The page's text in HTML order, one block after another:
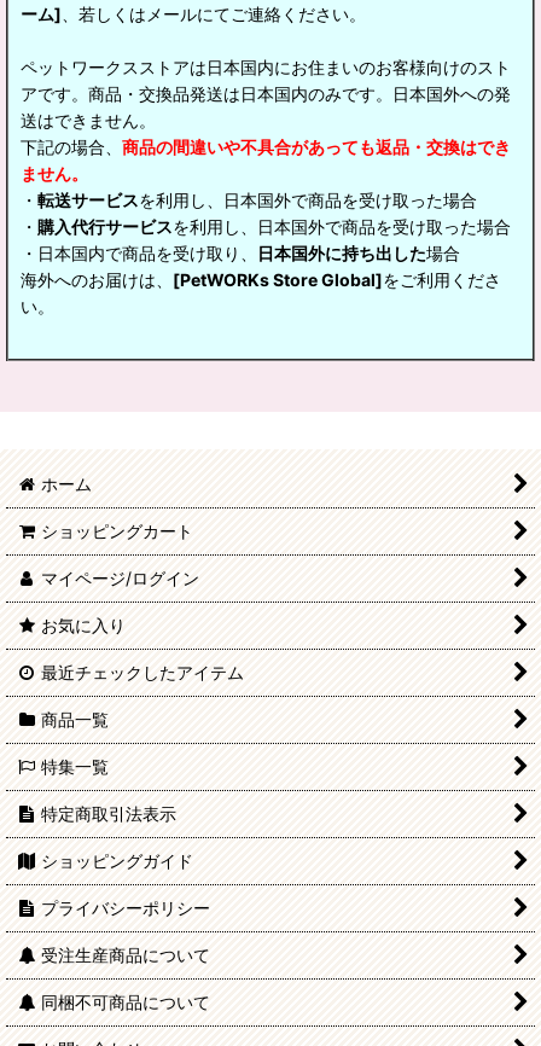
ーム] 、若しくはメールにてご連絡ください。
ペットワークスストアは日本国内にお住まいのお客様向けのスト
アです。商品・交換品発送は日本国内のみです。日本国外への発
送はできません。
下記の場合、 商品の間違いや不具合があっても返品・交換はでき
ません。
・ 転送サービスを利用し、日本国外で商品を受け取った場合
・ 購入代行サービスを利用し、日本国外で商品を受け取った場合
・日本国内で商品を受け取り、
日本国外に持ち出した場合
海外へのお届けは、 [PetWORKs Store Global]をご利用くださ
い。
ホーム
ショッピングカート
マイページ/ログイン
お気に入り
最近チェックしたアイテム
商品一覧
特集一覧
特定商取引法表示
ショッピングガイド
プライバシーポリシー
受注生産商品について
同梱不可商品について